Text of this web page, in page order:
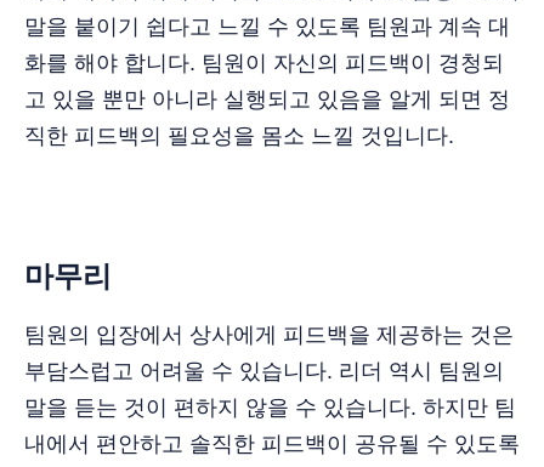
말을 붙이기 쉽다고 느낄 수 있도록 팀원과 계속 대
화를 해야 합니다. 팀원이 자신의 피드백이 경청되
고 있을 뿐만 아니라 실행되고 있음을 알게 되면 정
직한 피드백의 필요성을 몸소 느낄 것입니다.
마무리
팀원의 입장에서 상사에게 피드백을 제공하는 것은
부담스럽고 어려울 수 있습니다. 리더 역시 팀원의
말을 듣는 것이 편하지 않을 수 있습니다. 하지만 팀
내에서 편안하고 솔직한 피드백이 공유될 수 있도록